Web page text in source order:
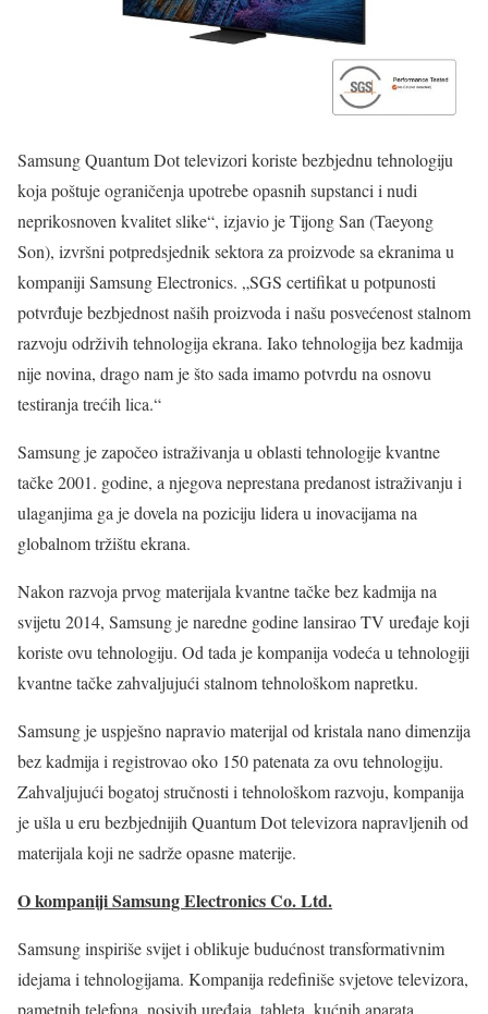
Samsung Quantum Dot televizori koriste bezbjednu tehnologiju
koja poštuje ograničenja upotrebe opasnih supstanci i nudi
neprikosnoven kvalitet slike“, izjavio je Tijong San (Taeyong
Son), izvršni potpredsjednik sektora za proizvode sa ekranima u
kompaniji Samsung Electronics. „SGS certifikat u potpunosti
potvrđuje bezbjednost naših proizvoda i našu posvećenost stalnom
razvoju održivih tehnologija ekrana. Iako tehnologija bez kadmija
nije novina, drago nam je što sada imamo potvrdu na osnovu
testiranja trećih lica.“
Samsung je započeo istraživanja u oblasti tehnologije kvantne
tačke 2001. godine, a njegova neprestana predanost istraživanju i
ulaganjima ga je dovela na poziciju lidera u inovacijama na
globalnom tržištu ekrana.
Nakon razvoja prvog materijala kvantne tačke bez kadmija na
svijetu 2014, Samsung je naredne godine lansirao TV uređaje koji
koriste ovu tehnologiju. Od tada je kompanija vodeća u tehnologiji
kvantne tačke zahvaljujući stalnom tehnološkom napretku.
Samsung je uspješno napravio materijal od kristala nano dimenzija
bez kadmija i registrovao oko 150 patenata za ovu tehnologiju.
Zahvaljujući bogatoj stručnosti i tehnološkom razvoju, kompanija
je ušla u eru bezbjednijih Quantum Dot televizora napravljenih od
materijala koji ne sadrže opasne materije.
O kompaniji Samsung Electronics Co. Ltd.
Samsung inspiriše svijet i oblikuje budućnost transformativnim
idejama i tehnologijama. Kompanija redefiniše svjetove televizora,
pametnih telefona, nosivih uređaja, tableta, kućnih aparata,